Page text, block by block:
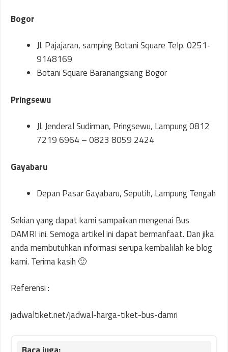
Bogor
Jl. Pajajaran, samping Botani Square Telp. 0251-
9148169
Botani Square Baranangsiang Bogor
Pringsewu
Jl. Jenderal Sudirman, Pringsewu, Lampung 0812
7219 6964 – 0823 8059 2424
Gayabaru
Depan Pasar Gayabaru, Seputih, Lampung Tengah
Sekian yang dapat kami sampaikan mengenai Bus
DAMRI ini. Semoga artikel ini dapat bermanfaat. Dan jika
anda membutuhkan informasi serupa kembalilah ke blog
kami. Terima kasih 🙂
Referensi :
jadwaltiket.net/jadwal-harga-tiket-bus-damri